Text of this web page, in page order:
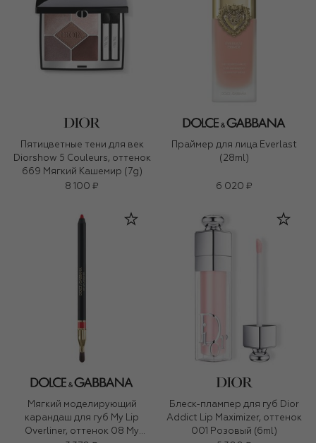
Пятицветные тени для век
Diorshow 5 Couleurs, оттенок
669 Мягкий Кашемир (7g)
8 100 ₽
Праймер для лица Everlast
(28ml)
6 020 ₽
Мягкий моделирующий
карандаш для губ My Lip
Overliner, оттенок 08 My
Блеск-плампер для губ Dior
Addict Lip Maximizer, оттенок
001 Розовый (6ml)